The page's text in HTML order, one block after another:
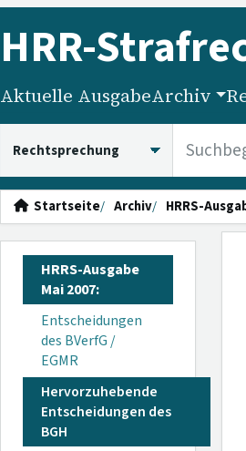
HRR-
Aktuelle AusgabeArchiv
Startseite Archiv HRRS-
HRRS-Ausgabe
Mai 2007:
Entscheidungen
des BVerfG /
EGMR
Hervorzuhebende
Entscheidungen des
BGH